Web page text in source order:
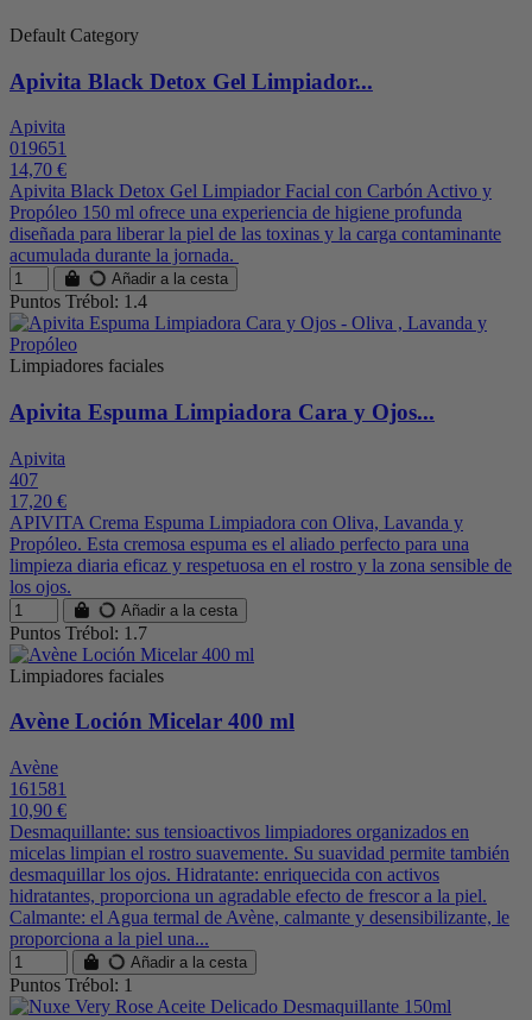
Default Category
Apivita Black Detox Gel Limpiador...
Apivita
019651
14,70 €
Apivita Black Detox Gel Limpiador Facial con Carbón Activo y
Propóleo 150 ml ofrece una experiencia de higiene profunda
diseñada para liberar la piel de las toxinas y la carga contaminante
acumulada durante la jornada.
Añadir a la cesta
Puntos Trébol: 1.4
Limpiadores faciales
Apivita Espuma Limpiadora Cara y Ojos...
Apivita
407
17,20 €
APIVITA Crema Espuma Limpiadora con Oliva, Lavanda y
Propóleo. Esta cremosa espuma es el aliado perfecto para una
limpieza diaria eficaz y respetuosa en el rostro y la zona sensible de
los ojos.
Añadir a la cesta
Puntos Trébol: 1.7
Limpiadores faciales
Avène Loción Micelar 400 ml
Avène
161581
10,90 €
Desmaquillante: sus tensioactivos limpiadores organizados en
micelas limpian el rostro suavemente. Su suavidad permite también
desmaquillar los ojos. Hidratante: enriquecida con activos
hidratantes, proporciona un agradable efecto de frescor a la piel.
Calmante: el Agua termal de Avène, calmante y desensibilizante, le
proporciona a la piel una...
Añadir a la cesta
Puntos Trébol: 1